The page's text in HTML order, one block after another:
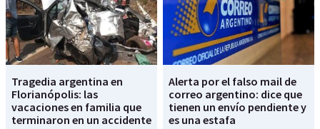
Tragedia argentina en
Florianópolis: las
vacaciones en familia que
terminaron en un accidente
Alerta por el falso mail de
correo argentino: dice que
tienen un envío pendiente y
es una estafa